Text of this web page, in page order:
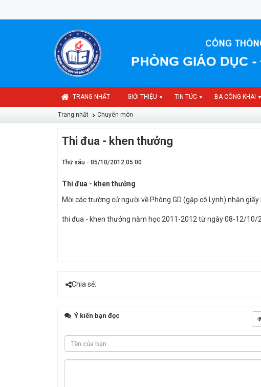
TRANG NHẤT GIỚI THIỆU ▼ TIN TỨC ▼ BA CÔNG KHAI ▼
Trang nhất Chuyên môn
Thi đua - khen thưởng
Thứ sáu - 05/10/2012 05:00
Thi đua - khen thưởng
Mời các trường cử người về Phòng GD (gặp cô Lynh) nhận
thi đua - khen thưởng năm học 2011-2012 từ ngày 08-12/10/
Chia sẻ:
Ý kiến bạn đọc